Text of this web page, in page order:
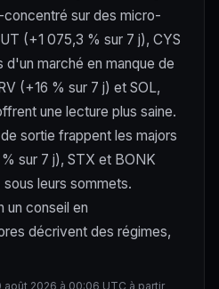
sur des micro-
(+1 075,3 % sur 7 j), CYS
marché en manque de
(+16 % sur 7 j) et SOL,
une lecture plus saine.
sortie frappent les majors
sur 7 j), STX et BONK
leurs sommets.
un conseil en
décrivent des régimes,
août 2026 à 00:06 UTC à partir